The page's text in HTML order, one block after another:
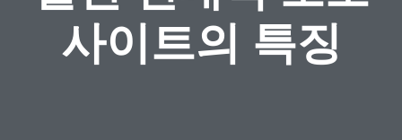
사이트의 특징